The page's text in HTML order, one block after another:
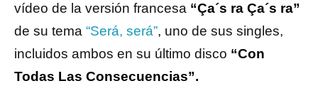
vídeo de la versión francesa “Ça´s ra Ça´s ra”
de su tema “Será, será”, uno de sus singles,
incluidos ambos en su último disco “Con
Todas Las Consecuencias”.